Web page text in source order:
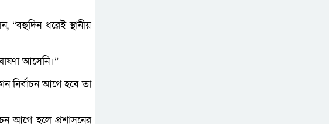
“বহুদিন ধরেই স্থানীয়
আসেনি।”
নির্বাচন আগে হবে তা
আগে হলে প্রশাসনের